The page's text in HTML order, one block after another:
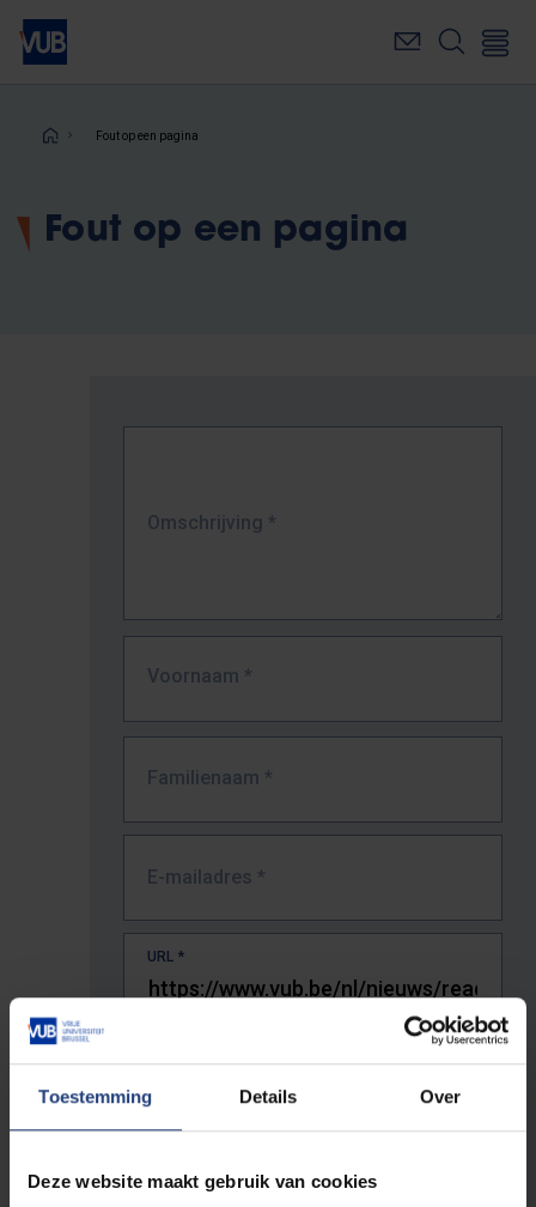
Toestemming Details Over
Deze website maakt gebruik van cookies
Overslaan
naar
inhoudKruimelpad
Fout op een pagina
Fout op een pagina
Omschrijving *
Voornaam *
Familienaam *
E-mailadres *
URL *
De volledige URL van de pagina waar je de fout zag.